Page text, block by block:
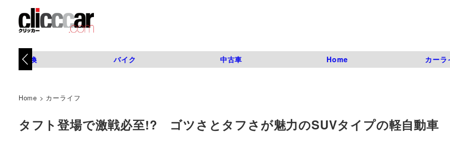
タイヤ交換 バイク 中古車 Home カーラ
Home > カーライフ
タフト登場で激戦必至!? ゴツさとタフさが魅力のSUVタイプの軽自動車